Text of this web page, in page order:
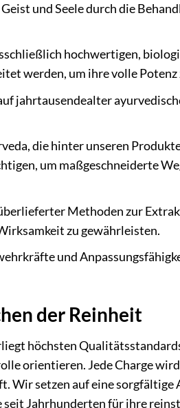
und Seele durch die
hochwertigen,
werden, um ihre volle Potenz
jahrtausendealter
die hinter unseren
um maßgeschneiderte
Methoden zur
zu gewährleisten.
und
der Reinheit
höchsten
orientieren. Jede Charge
Wir setzen auf eine sorgfältige
Jahrhunderten für ihre